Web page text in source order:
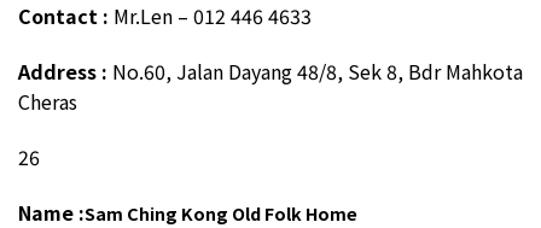
Contact : Mr.Len – 012 446 4633
Address : No.60, Jalan Dayang 48/8, Sek 8, Bdr Mahkota
Cheras
26
Name :Sam Ching Kong Old Folk Home